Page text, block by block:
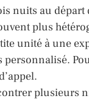
nuits au
plus
unité à une
personnalisé.
plusieurs